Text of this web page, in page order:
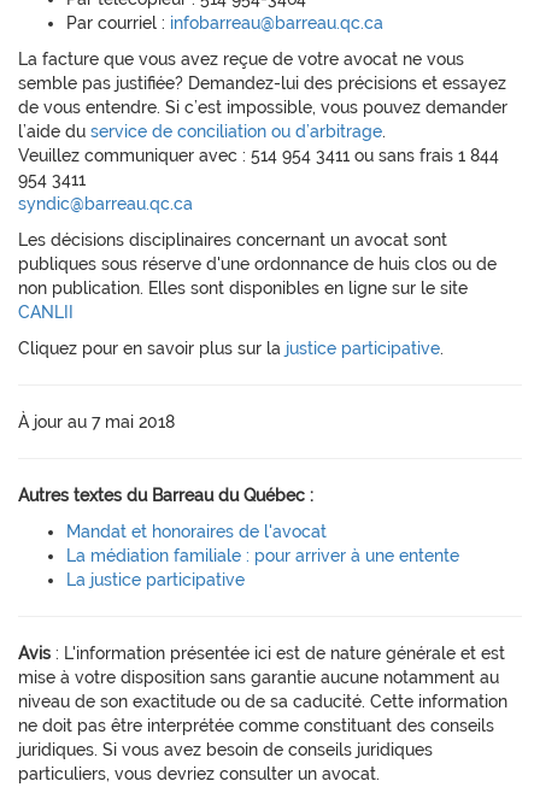
Par courriel : infobarreau@barreau.qc.ca
La facture que vous avez reçue de votre avocat ne vous
semble pas justifiée? Demandez-lui des précisions et essayez
de vous entendre. Si c’est impossible, vous pouvez demander
l’aide du service de conciliation ou d’arbitrage.
Veuillez communiquer avec : 514 954 3411 ou sans frais 1 844
954 3411
syndic@barreau.qc.ca
Les décisions disciplinaires concernant un avocat sont
publiques sous réserve d'une ordonnance de huis clos ou de
non publication. Elles sont disponibles en ligne sur le site
CANLII
Cliquez pour en savoir plus sur la justice participative.
À jour au 7 mai 2018
Autres textes du Barreau du Québec :
Mandat et honoraires de l'avocat
La médiation familiale : pour arriver à une entente
La justice participative
Avis : L'information présentée ici est de nature générale et est
mise à votre disposition sans garantie aucune notamment au
niveau de son exactitude ou de sa caducité. Cette information
ne doit pas être interprétée comme constituant des conseils
juridiques. Si vous avez besoin de conseils juridiques
particuliers, vous devriez consulter un avocat.